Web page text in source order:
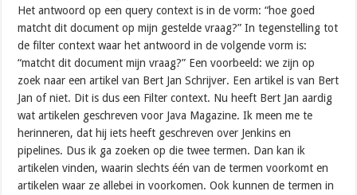
Het antwoord op een query context is in de vorm: “hoe goed
matcht dit document op mijn gestelde vraag?” In tegenstelling tot
de filter context waar het antwoord in de volgende vorm is:
“matcht dit document mijn vraag?” Een voorbeeld: we zijn op
zoek naar een artikel van Bert Jan Schrijver. Een artikel is van Bert
Jan of niet. Dit is dus een Filter context. Nu heeft Bert Jan aardig
wat artikelen geschreven voor Java Magazine. Ik meen me te
herinneren, dat hij iets heeft geschreven over Jenkins en
pipelines. Dus ik ga zoeken op die twee termen. Dan kan ik
artikelen vinden, waarin slechts één van de termen voorkomt en
artikelen waar ze allebei in voorkomen. Ook kunnen de termen in